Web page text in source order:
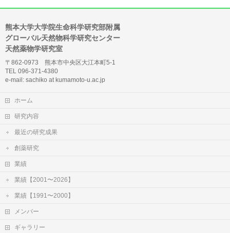
熊本大学大学院生命科学研究部附属
グローバル天然物科学研究センター
天然薬物学研究室
〒862-0973 熊本市中央区大江本町5-1
TEL 096-371-4380
e-mail: sachiko at kumamoto-u.ac.jp
ホーム
研究内容
最近の研究成果
創薬研究
業績
業績【2001〜2026】
業績【1991〜2000】
メンバー
ギャラリー